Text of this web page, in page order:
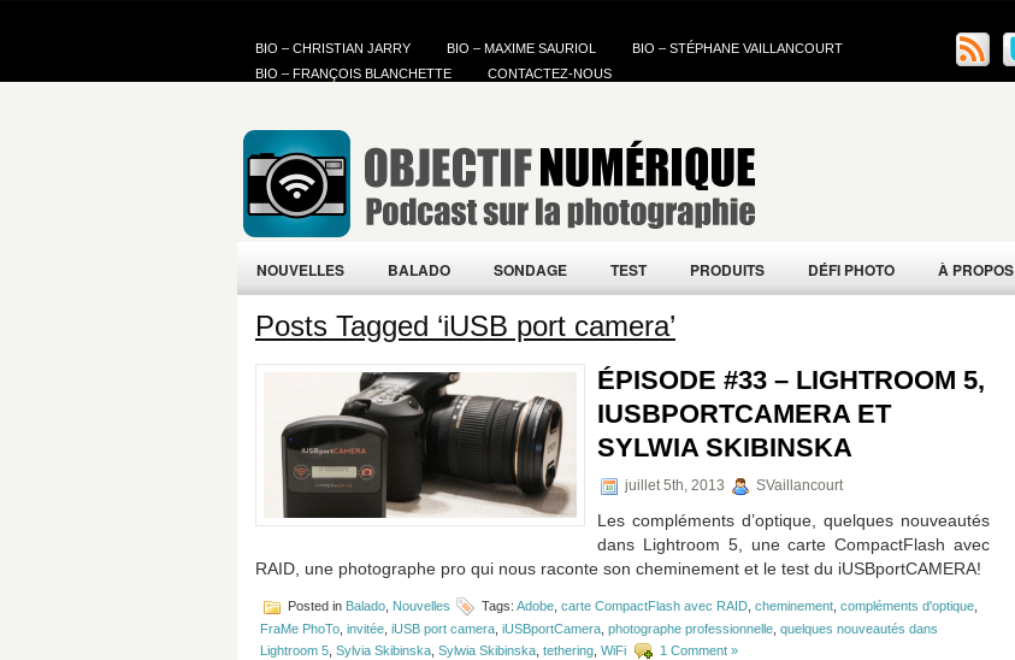
BIO – CHRISTIAN JARRY BIO – MAXIME SAURIOL
BIO – STÉPHANE VAILLANCOURT
BIO – FRANÇOIS BLANCHETTE
CONTACTEZ-NOUS
NOUVELLES BALADO SONDAGE TEST PRODUITS DÉFI PHOTO À PROPOS
Posts Tagged ‘iUSB port camera’
ÉPISODE #33 – LIGHTROOM 5,
IUSBPORTCAMERA ET
SYLWIA SKIBINSKA
juillet 5th, 2013 SVaillancourt
Les compléments d’optique, quelques nouveautés
dans Lightroom 5, une carte CompactFlash avec
RAID, une photographe pro qui nous raconte son cheminement et le test du iUSBportCAMERA!
Posted in Balado Nouvelles Tags: Adobe carte CompactFlash avec RAID cheminement compléments d'optique
FraMe PhoTo invitée iUSB port camera iUSBportCamera photographe professionnelle quelques nouveautés dans
Lightroom 5 Sylvia Skibinska Sylwia Skibinska tethering WiFi 1 Comment »